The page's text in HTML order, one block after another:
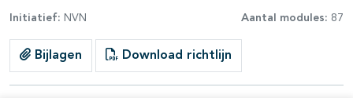
Initiatief: NVN Aantal modules: 87
Bijlagen Download richtlijn